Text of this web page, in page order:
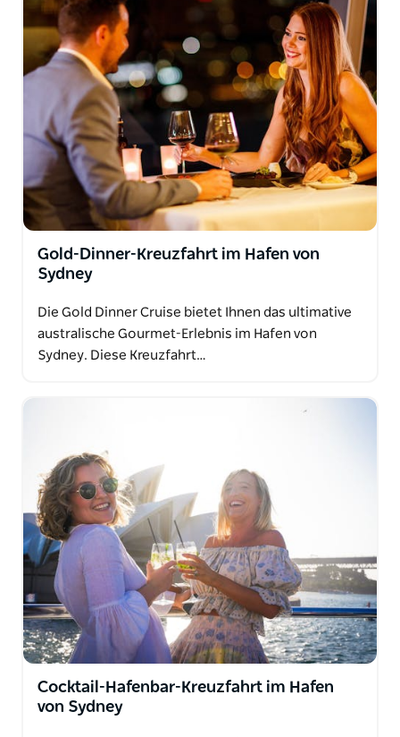
Gold-Dinner-Kreuzfahrt im Hafen von
Sydney
Die Gold Dinner Cruise bietet Ihnen das ultimative
australische Gourmet-Erlebnis im Hafen von
Sydney. Diese Kreuzfahrt…
Cocktail-Hafenbar-Kreuzfahrt im Hafen
von Sydney